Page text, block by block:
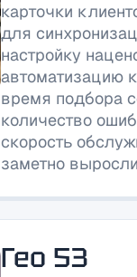
карточки
для
настройку
автоматизацию
время подбора
количество
скорость
заметно
Гео 53